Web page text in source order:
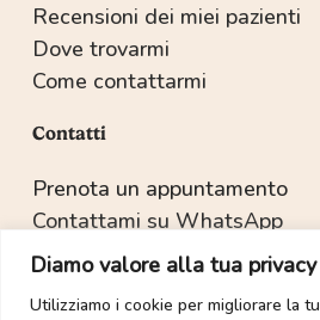
Diamo valore alla tua privacy
Utilizziamo i cookie per migliorare la
Recensioni dei miei pazienti
Dove trovarmi
Come contattarmi
Contatti
Prenota un appuntamento
Contattami su WhatsApp
Recapiti e indirizzo